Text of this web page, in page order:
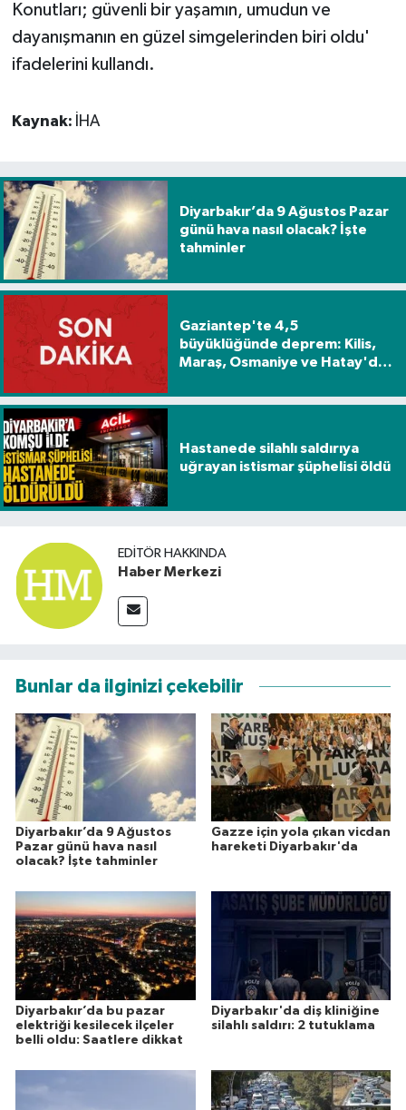
Konutları; güvenli bir yaşamın, umudun ve
dayanışmanın en güzel simgelerinden biri oldu'
ifadelerini kullandı.
Kaynak: İHA
Diyarbakır’da 9 Ağustos Pazar
günü hava nasıl olacak? İşte
tahminler
Gaziantep'te 4,5
büyüklüğünde deprem: Kilis,
Maraş, Osmaniye ve Hatay'da
Hastanede silahlı saldırıya
uğrayan istismar şüphelisi öldü
EDITÖR HAKKINDA
Haber Merkezi
Bunlar da ilginizi çekebilir
Diyarbakır’da 9 Ağustos
Pazar günü hava nasıl
olacak? İşte tahminler
Gazze için yola çıkan vicdan
hareketi Diyarbakır'da
Diyarbakır’da bu pazar
elektriği kesilecek ilçeler
belli oldu: Saatlere dikkat
Diyarbakır'da diş kliniğine
silahlı saldırı: 2 tutuklama
Kültür & Sanat
Sağlık & Yaşam
Siyaset
Spor
Yaşam